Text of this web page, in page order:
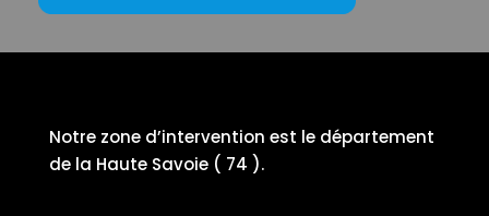
Notre zone d’intervention est le département
de la Haute Savoie ( 74 ).